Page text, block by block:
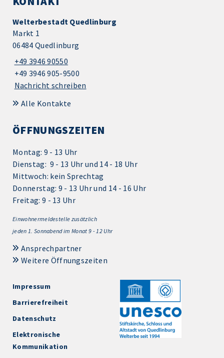
Welterbestadt Quedlinburg
Markt 1
06484 Quedlinburg
+49 3946 90550
+49 3946 905-9500
Nachricht schreiben
Alle Kontakte
ÖFFNUNGSZEITEN
Montag: 9 - 13 Uhr
Dienstag: 9 - 13 Uhr und 14 - 18 Uhr
Mittwoch: kein Sprechtag
Donnerstag: 9 - 13 Uhr und 14 - 16 Uhr
Freitag: 9 - 13 Uhr
Einwohnermeldestelle zusätzlich
jeden 1. Sonnabend im Monat 9 - 12 Uhr
Ansprechpartner
Weitere Öffnungszeiten
Impressum
Barrierefreiheit
Datenschutz
Elektronische
Kommunikation